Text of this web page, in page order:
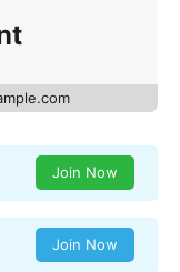
Join Now
Join Now